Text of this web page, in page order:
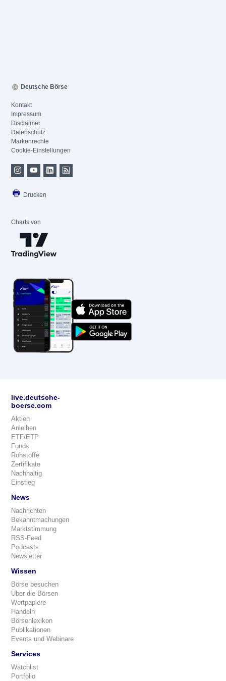
Deutsche Börse
Kontakt
Impressum
Disclaimer
Datenschutz
Markenrechte
Cookie-Einstellungen
Drucken
Charts von
live.deutsche-
boerse.com
Aktien
Anleihen
ETF/ETP
Fonds
Rohstoffe
Zertifikate
Nachhaltig
Einstieg
News
Nachrichten
Bekanntmachungen
Marktstimmung
RSS-Feed
Podcasts
Newsletter
Wissen
Börse besuchen
Über die Börsen
Wertpapiere
Handeln
Börsenlexikon
Publikationen
Events und Webinare
Services
Watchlist
Portfolio